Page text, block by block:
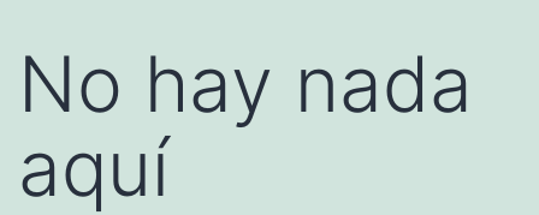
No hay nada
aquí